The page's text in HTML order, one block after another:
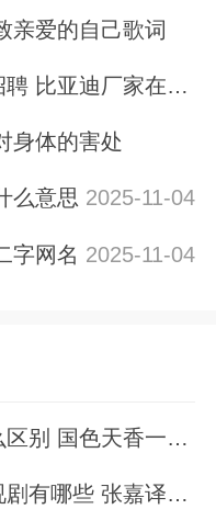
2025-11-04
亲爱的自己歌词
2025-11-04
迪厂家在哪个城市
2025-11-04
身体的害处
么意思 2025-11-04
字网名 2025-11-04
香一二三期区别是什么
2023-05-12
闫妮合演的电视剧有哪些